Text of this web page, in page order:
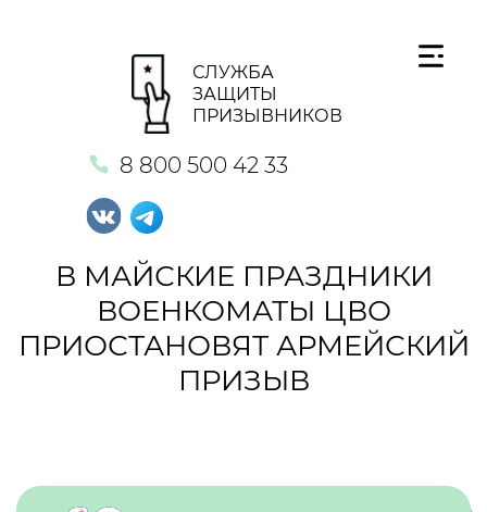
СЛУЖБА
ЗАЩИТЫ
ПРИЗЫВНИКОВ
8 800 500 42 33
В МАЙСКИЕ ПРАЗДНИКИ
ВОЕНКОМАТЫ ЦВО
ПРИОСТАНОВЯТ АРМЕЙСКИЙ
ПРИЗЫВ